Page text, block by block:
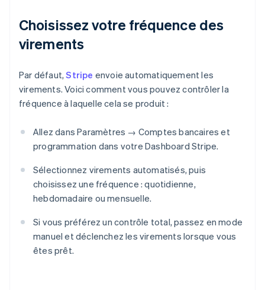
Choisissez votre fréquence des
virements
Par défaut,Stripe envoie automatiquement les
virements. Voici comment vous pouvez contrôler la
fréquence à laquelle cela se produit :
Allez dans Paramètres → Comptes bancaires et
programmation dans votre Dashboard Stripe.
Sélectionnez virements automatisés, puis
choisissez une fréquence : quotidienne,
hebdomadaire ou mensuelle.
Si vous préférez un contrôle total, passez en mode
manuel et déclenchez les virements lorsque vous
êtes prêt.